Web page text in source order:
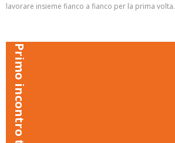
lavorare insieme fianco a fianco per la prima volta.